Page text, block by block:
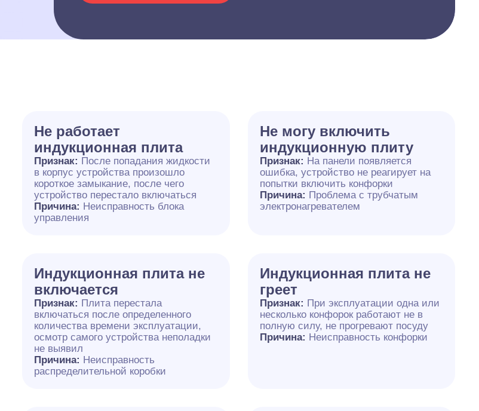
Не работает
индукционная плита
Признак: После попадания жидкости
в корпус устройства произошло
короткое замыкание, после чего
устройство перестало включаться
Причина: Неисправность блока
управления
Не могу включить
индукционную плиту
Признак: На панели появляется
ошибка, устройство не реагирует на
попытки включить конфорки
Причина: Проблема с трубчатым
электронагревателем
Индукционная плита не
включается
Признак: Плита перестала
включаться после определенного
количества времени эксплуатации,
осмотр самого устройства неполадки
не выявил
Причина: Неисправность
распределительной коробки
Индукционная плита не
греет
Признак: При эксплуатации одна или
несколько конфорок работают не в
полную силу, не прогревают посуду
Причина: Неисправность конфорки